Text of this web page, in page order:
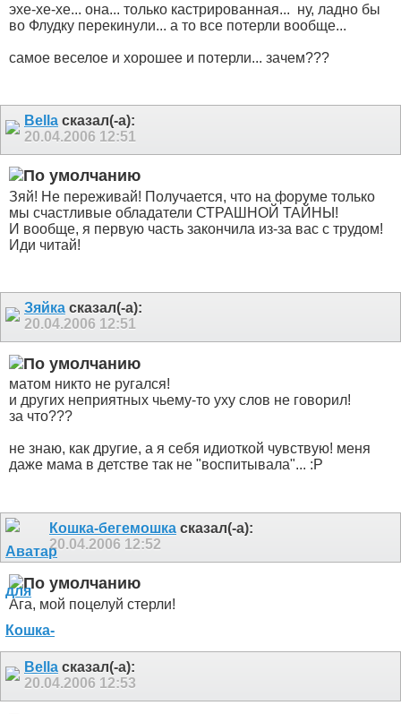
эхе-хе-хе... она... только кастрированная... ну, ладно бы
во Флудку перекинули... а то все потерли вообще...
самое веселое и хорошее и потерли... зачем???
Bella сказал(-а):
20.04.2006 12:51
Зяй! Не переживай! Получается, что на форуме только
мы счастливые обладатели СТРАШНОЙ ТАЙНЫ!
И вообще, я первую часть закончила из-за вас с трудом!
Иди читай!
Зяйка сказал(-а):
20.04.2006 12:51
матом никто не ругался!
и других неприятных чьему-то уху слов не говорил!
за что???
не знаю, как другие, а я себя идиоткой чувствую! меня
даже мама в детстве так не "воспитывала"... :P
Кошка-бегемошка сказал(-а):
20.04.2006 12:52
Ага, мой поцелуй стерли!
Bella сказал(-а):
20.04.2006 12:53